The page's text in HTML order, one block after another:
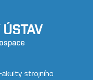
strojního